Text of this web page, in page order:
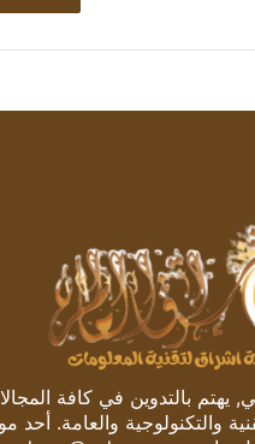
بالتدوين في كافة
والتكنولوجية والعامة.